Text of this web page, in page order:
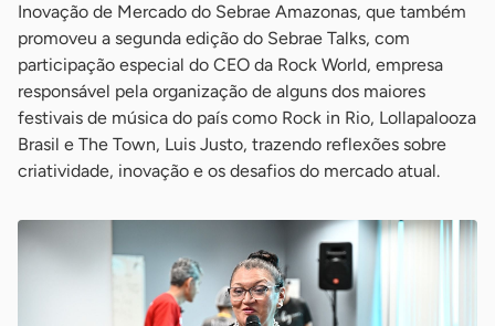
Inovação de Mercado do Sebrae Amazonas, que também
promoveu a segunda edição do Sebrae Talks, com
participação especial do CEO da Rock World, empresa
responsável pela organização de alguns dos maiores
festivais de música do país como Rock in Rio, Lollapalooza
Brasil e The Town, Luis Justo, trazendo reflexões sobre
criatividade, inovação e os desafios do mercado atual.